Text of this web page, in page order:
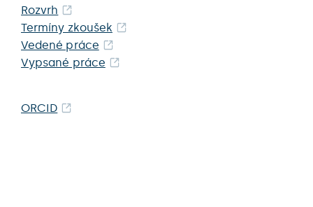
Rozvrh
Termíny zkoušek
Vedené práce
Vypsané práce
ORCID